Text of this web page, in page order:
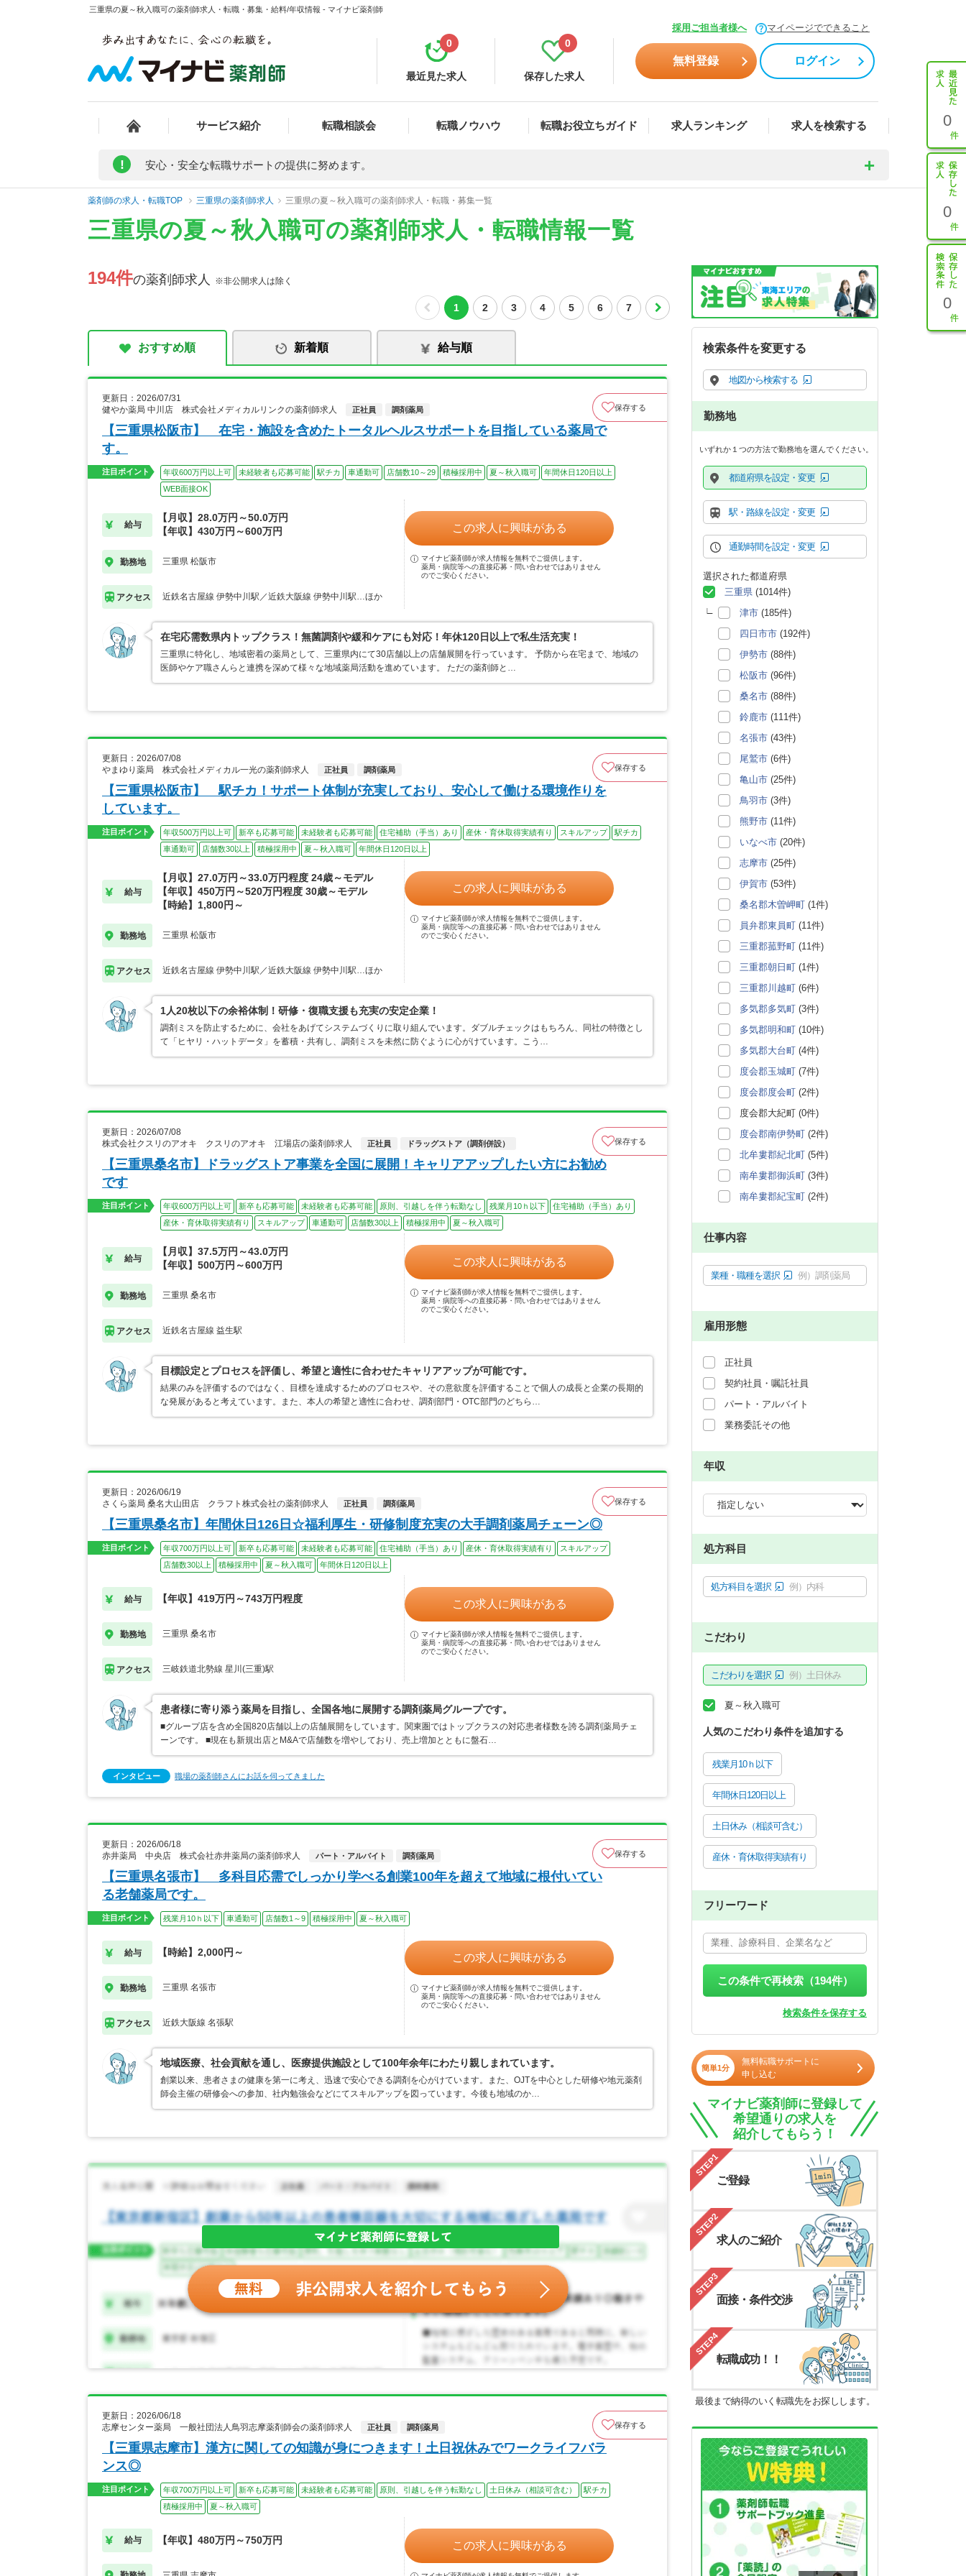
三重県の夏～秋入職可の薬剤師求人・転職・募集・給料/年収情報 - マイナビ薬剤師
採用ご担当者様へ マイページでできること
最近見た求人
0
保存した求人
0
無料登録 ログイン
サービス紹介 転職相談会 転職ノウハウ 転職お役立ちガイド 求人ランキング 求人を検索する 0
0
0
! 安心・安全な転職サポートの提供に努めます。
薬剤師の求人・転職TOP 三重県の薬剤師求人 三重県の夏～秋入職可の薬剤師求人・転職・募集一覧
三重県の夏～秋入職可の薬剤師求人・転職情報一覧
194件の薬剤師求人 ※非公開求人は除く
1 2 3 4 5 6 7
おすすめ順 新着順 給与順
更新日：2026/07/31
健やか薬局 中川店 株式会社メディカルリンクの薬剤師求人
正社員 調剤薬局 保存する
【三重県松阪市】 在宅・施設を含めたトータルヘルスサポートを目指している薬局で
す。
注目ポイント 年収600万円以上可 未経験者も応募可能 駅チカ 車通勤可 店舗数10～29 積極採用中 夏～秋入職可
年間休日120日以上
WEB面接OK
給与
【月収】28.0万円～50.0万円
【年収】430万円～600万円
勤務地 三重県 松阪市
アクセス 近鉄名古屋線 伊勢中川駅／近鉄大阪線 伊勢中川駅…ほか
この求人に興味がある
マイナビ薬剤師が求人情報を無料でご提供します。
薬局・病院等への直接応募・問い合わせではありません
のでご安心ください。
在宅応需数県内トップクラス！無菌調剤や緩和ケアにも対応！年休120日以上で私生活充実！
三重県に特化し、地域密着の薬局として、三重県内にて30店舗以上の店舗展開を行っています。 予防から在宅まで、地域の
医師やケア職さんらと連携を深めて様々な地域薬局活動を進めています。 ただの薬剤師と…
更新日：2026/07/08
やまゆり薬局 株式会社メディカル一光の薬剤師求人
正社員 調剤薬局 保存する
【三重県松阪市】 駅チカ！サポート体制が充実しており、安心して働ける環境作りを
しています。
注目ポイント 年収500万円以上可 新卒も応募可能 未経験者も応募可能 住宅補助（手当）あり 産休・育休取得実績有り スキルアップ
駅チカ
車通勤可
店舗数30以上 積極採用中 夏～秋入職可 年間休日120日以上
給与
【月収】27.0万円～33.0万円程度 24歳～モデル
【年収】450万円～520万円程度 30歳～モデル
【時給】1,800円～
勤務地 三重県 松阪市
アクセス 近鉄名古屋線 伊勢中川駅／近鉄大阪線 伊勢中川駅…ほか
この求人に興味がある
マイナビ薬剤師が求人情報を無料でご提供します。
薬局・病院等への直接応募・問い合わせではありません
のでご安心ください。
1人20枚以下の余裕体制！研修・復職支援も充実の安定企業！
調剤ミスを防止するために、会社をあげてシステムづくりに取り組んでいます。ダブルチェックはもちろん、同社の特徴とし
て「ヒヤリ・ハットデータ」を蓄積・共有し、調剤ミスを未然に防ぐように心がけています。こう…
更新日：2026/07/08
株式会社クスリのアオキ クスリのアオキ 江場店の薬剤師求人
正社員 ドラッグストア（調剤併設） 保存する
【三重県桑名市】ドラッグストア事業を全国に展開！キャリアアップしたい方にお勧め
です
注目ポイント 年収600万円以上可 新卒も応募可能 未経験者も応募可能 原則、引越しを伴う転勤なし 残業月10ｈ以下
住宅補助（手当）あり
産休・育休取得実績有り
スキルアップ 車通勤可 店舗数30以上 積極採用中 夏～秋入職可
給与
【月収】37.5万円～43.0万円
【年収】500万円～600万円
勤務地 三重県 桑名市
アクセス 近鉄名古屋線 益生駅
この求人に興味がある
マイナビ薬剤師が求人情報を無料でご提供します。
薬局・病院等への直接応募・問い合わせではありません
のでご安心ください。
目標設定とプロセスを評価し、希望と適性に合わせたキャリアアップが可能です。
結果のみを評価するのではなく、目標を達成するためのプロセスや、その意欲度を評価することで個人の成長と企業の長期的
な発展があると考えています。また、本人の希望と適性に合わせ、調剤部門・OTC部門のどちら…
更新日：2026/06/19
さくら薬局 桑名大山田店 クラフト株式会社の薬剤師求人
正社員 調剤薬局 保存する
【三重県桑名市】年間休日126日☆福利厚生・研修制度充実の大手調剤薬局チェーン◎
注目ポイント 年収700万円以上可 新卒も応募可能 未経験者も応募可能 住宅補助（手当）あり 産休・育休取得実績有り
スキルアップ
店舗数30以上
積極採用中 夏～秋入職可 年間休日120日以上
給与 【年収】419万円～743万円程度
勤務地 三重県 桑名市
アクセス 三岐鉄道北勢線 星川(三重)駅
この求人に興味がある
マイナビ薬剤師が求人情報を無料でご提供します。
薬局・病院等への直接応募・問い合わせではありません
のでご安心ください。
患者様に寄り添う薬局を目指し、全国各地に展開する調剤薬局グループです。
■グループ店を含め全国820店舗以上の店舗展開をしています。関東圏ではトップクラスの対応患者様数を誇る調剤薬局チェ
ーンです。 ■現在も新規出店とM&Aで店舗数を増やしており、売上増加とともに盤石…
インタビュー 職場の薬剤師さんにお話を伺ってきました
更新日：2026/06/18
赤井薬局 中央店 株式会社赤井薬局の薬剤師求人
パート・アルバイト 調剤薬局 保存する
【三重県名張市】 多科目応需でしっかり学べる創業100年を超えて地域に根付いてい
る老舗薬局です。
注目ポイント 残業月10ｈ以下 車通勤可 店舗数1～9 積極採用中 夏～秋入職可
給与 【時給】2,000円～
勤務地 三重県 名張市
アクセス 近鉄大阪線 名張駅
この求人に興味がある
マイナビ薬剤師が求人情報を無料でご提供します。
薬局・病院等への直接応募・問い合わせではありません
のでご安心ください。
地域医療、社会貢献を通し、医療提供施設として100年余年にわたり親しまれています。
創業以来、患者さまの健康を第一に考え、迅速で安心できる調剤を心がけています。また、OJTを中心とした研修や地元薬剤
師会主催の研修会への参加、社内勉強会などにてスキルアップを図っています。今後も地域のか…
更新日：2026/06/18
志摩センター薬局 一般社団法人鳥羽志摩薬剤師会の薬剤師求人
正社員 調剤薬局 保存する
【三重県志摩市】漢方に関しての知識が身につきます！土日祝休みでワークライフバラ
ンス◎
注目ポイント 年収700万円以上可 新卒も応募可能 未経験者も応募可能 原則、引越しを伴う転勤なし 土日休み（相談可含む）
駅チカ
積極採用中
夏～秋入職可
給与 【年収】480万円～750万円 この求人に興味がある
検索条件を変更する
地図から検索する
勤務地
いずれか１つの方法で勤務地を選んでください。
都道府県を設定・変更
駅・路線を設定・変更
通勤時間を設定・変更
選択された都道府県
三重県 (1014件)
津市 (185件)
四日市市 (192件)
伊勢市 (88件)
松阪市 (96件)
桑名市 (88件)
鈴鹿市 (111件)
名張市 (43件)
尾鷲市 (6件)
亀山市 (25件)
鳥羽市 (3件)
熊野市 (11件)
いなべ市 (20件)
志摩市 (25件)
伊賀市 (53件)
桑名郡木曽岬町 (1件)
員弁郡東員町 (11件)
三重郡菰野町 (11件)
三重郡朝日町 (1件)
三重郡川越町 (6件)
多気郡多気町 (3件)
多気郡明和町 (10件)
多気郡大台町 (4件)
度会郡玉城町 (7件)
度会郡度会町 (2件)
度会郡大紀町 (0件)
度会郡南伊勢町 (2件)
北牟婁郡紀北町 (5件)
南牟婁郡御浜町 (3件)
南牟婁郡紀宝町 (2件)
仕事内容
業種・職種を選択 例）調剤薬局
雇用形態
正社員
契約社員・嘱託社員
パート・アルバイト
業務委託その他
年収
処方科目
処方科目を選択 例）内科
こだわり
こだわりを選択 例）土日休み
夏～秋入職可
人気のこだわり条件を追加する
残業月10ｈ以下
年間休日120日以上
土日休み（相談可含む）
産休・育休取得実績有り
フリーワード
この条件で再検索（194件）
検索条件を保存する
簡単1分
無料転職サポートに
申し込む
マイナビ薬剤師に登録して
希望通りの求人を
紹介してもらう！
STEP1
ご登録
STEP2
求人のご紹介
STEP3
面接・条件交渉
STEP4
転職成功！！
最後まで納得のいく転職先をお探しします。